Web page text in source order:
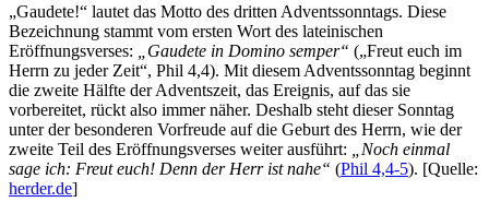
„Gaudete!“ lautet das Motto des dritten Adventssonntags. Diese
Bezeichnung stammt vom ersten Wort des lateinischen
Eröffnungsverses:
„Gaudete in Domino semper“ („Freut euch im
Herrn zu jeder Zeit“, Phil 4,4). Mit diesem Adventssonntag beginnt
die zweite Hälfte der Adventszeit, das Ereignis, auf das sie
vorbereitet, rückt also immer näher. Deshalb steht dieser Sonntag
unter der besonderen Vorfreude auf die Geburt des Herrn, wie der
zweite Teil des Eröffnungsverses weiter ausführt:
„Noch einmal
sage ich: Freut euch! Denn der Herr ist nahe“ (Phil 4,4-5). [Quelle:
herder.de]